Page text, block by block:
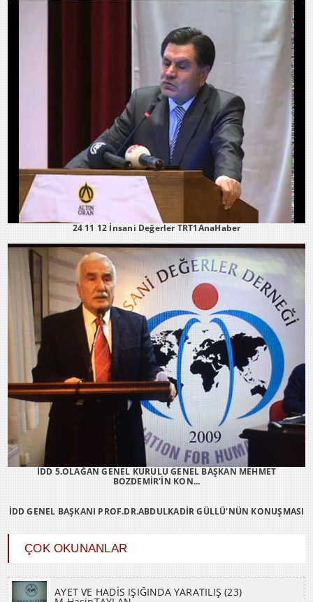
24 11 12 İnsani Değerler TRT1AnaHaber
İDD 5.OLAĞAN GENEL KURULU GENEL BAŞKAN MEHMET
BOZDEMİR'İN KON...
İDD GENEL BAŞKANI PROF.DR.ABDULKADİR GÜLLÜ'NÜN KONUŞMASI
ÇOK OKUNANLAR
AYET VE HADİS IŞIĞINDA YARATILIŞ (23)
M.HasipTAYLAN